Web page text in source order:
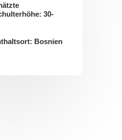
30-
Bosnien